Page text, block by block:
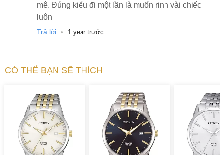
mê. Đúng kiểu đi một lần là muốn rinh vài chiếc
luôn
Trả lời • 1 year trước
CÓ THỂ BẠN SẼ THÍCH